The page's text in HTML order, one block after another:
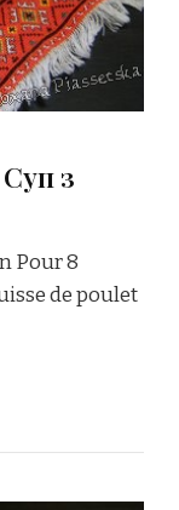
з
Pour 8
de poulet